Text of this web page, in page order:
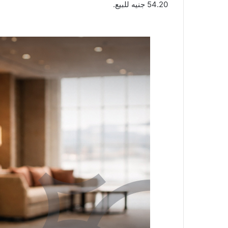
54.20 جنيه للبيع.